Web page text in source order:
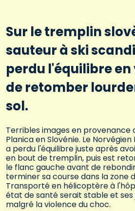
Sur le tremplin
sauteur à ski
perdu l'équilibre
de retomber
sol.
Terribles images en provenance
Planica en Slovénie. Le
a perdu l'équilibre juste après
en bout de tremplin, puis est
le flanc gauche avant de
terminer sa course dans la zone
Transporté en hélicoptère à
état de santé serait stable et ses
malgré la violence du choc.